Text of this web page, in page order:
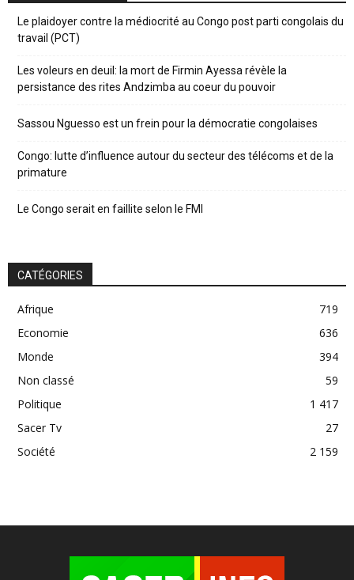
Le plaidoyer contre la médiocrité au Congo post parti congolais du
travail (PCT)
Les voleurs en deuil: la mort de Firmin Ayessa révèle la
persistance des rites Andzimba au coeur du pouvoir
Sassou Nguesso est un frein pour la démocratie congolaises
Congo: lutte d’influence autour du secteur des télécoms et de la
primature
Le Congo serait en faillite selon le FMI
CATÉGORIES
Afrique
719
Economie
636
Monde
394
Non classé
59
Politique
1 417
Sacer Tv
27
Société
2 159